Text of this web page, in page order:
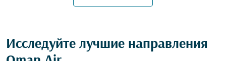
Исследуйте лучшие направления